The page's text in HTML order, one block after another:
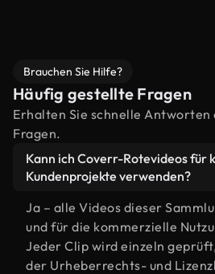
Brauchen Sie Hilfe?
Häufig gestellte Fragen
Erhalten Sie schnelle
Fragen.
Kann ich Coverr-Rotevideos für
Kundenprojekte verwenden?
Ja – alle Videos dieser
und für die kommerzielle
Jeder Clip wird einzeln
der Urheberrechts- und